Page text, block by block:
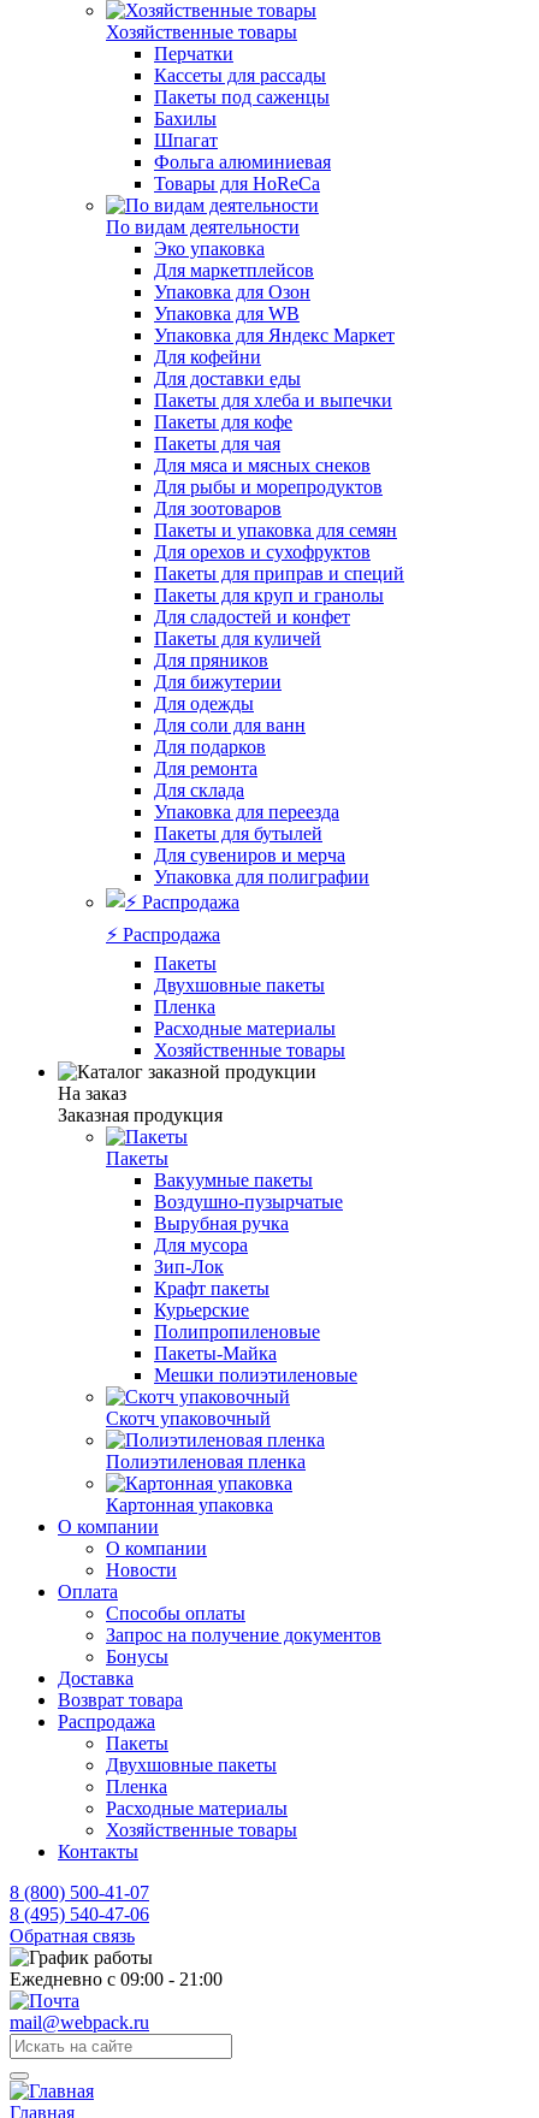
Хозяйственные товары
Перчатки
Кассеты для рассады
Пакеты под саженцы
Бахилы
Шпагат
Фольга алюминиевая
Товары для HoReCa
По видам деятельности
Эко упаковка
Для маркетплейсов
Упаковка для Озон
Упаковка для WB
Упаковка для Яндекс Маркет
Для кофейни
Для доставки еды
Пакеты для хлеба и выпечки
Пакеты для кофе
Пакеты для чая
Для мяса и мясных снеков
Для рыбы и морепродуктов
Для зоотоваров
Пакеты и упаковка для семян
Для орехов и сухофруктов
Пакеты для приправ и специй
Пакеты для круп и гранолы
Для сладостей и конфет
Пакеты для куличей
Для пряников
Для бижутерии
Для одежды
Для соли для ванн
Для подарков
Для ремонта
Для склада
Упаковка для переезда
Пакеты для бутылей
Для сувениров и мерча
Упаковка для полиграфии
⚡️ Распродажа
Пакеты
Двухшовные пакеты
Пленка
Расходные материалы
Хозяйственные товары
На заказ
Заказная продукция
Пакеты
Вакуумные пакеты
Воздушно-пузырчатые
Вырубная ручка
Для мусора
Зип-Лок
Крафт пакеты
Курьерские
Полипропиленовые
Пакеты-Майка
Мешки полиэтиленовые
Скотч упаковочный
Полиэтиленовая пленка
Картонная упаковка
О компании
О компании
Новости
Оплата
Способы оплаты
Запрос на получение документов
Бонусы
Доставка
Возврат товара
Распродажа
Пакеты
Двухшовные пакеты
Пленка
Расходные материалы
Хозяйственные товары
Контакты
8 (800) 500-41-07
8 (495) 540-47-06
Обратная связь
Ежедневно с 09:00 - 21:00
mail@webpack.ru
Главная